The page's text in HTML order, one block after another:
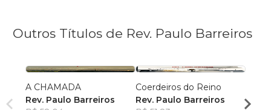
Outros Títulos de Rev. Paulo Barreiros
A CHAMADA
Rev. Paulo Barreiros
Coerdeiros do Reino
Rev. Paulo Barreiros
Rev.